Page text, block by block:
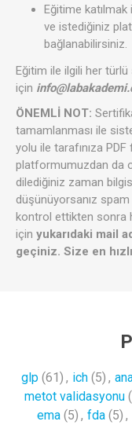
Eğitime
ve istediğiniz
bağlanabilirsiniz.
Eğitim ile ilgili her
için
ÖNEMLİ NOT:
tamamlanması ile
yolu ile tarafınıza
platformumuzdan da
dilediğiniz zaman
düşünüyorsanız spam
kontrol ettikten sonra
için yukarıdaki mail
geçiniz. Size en
glp (61) , ich (5) ,
metot validasyonu
ema (5) , fda (5) ,